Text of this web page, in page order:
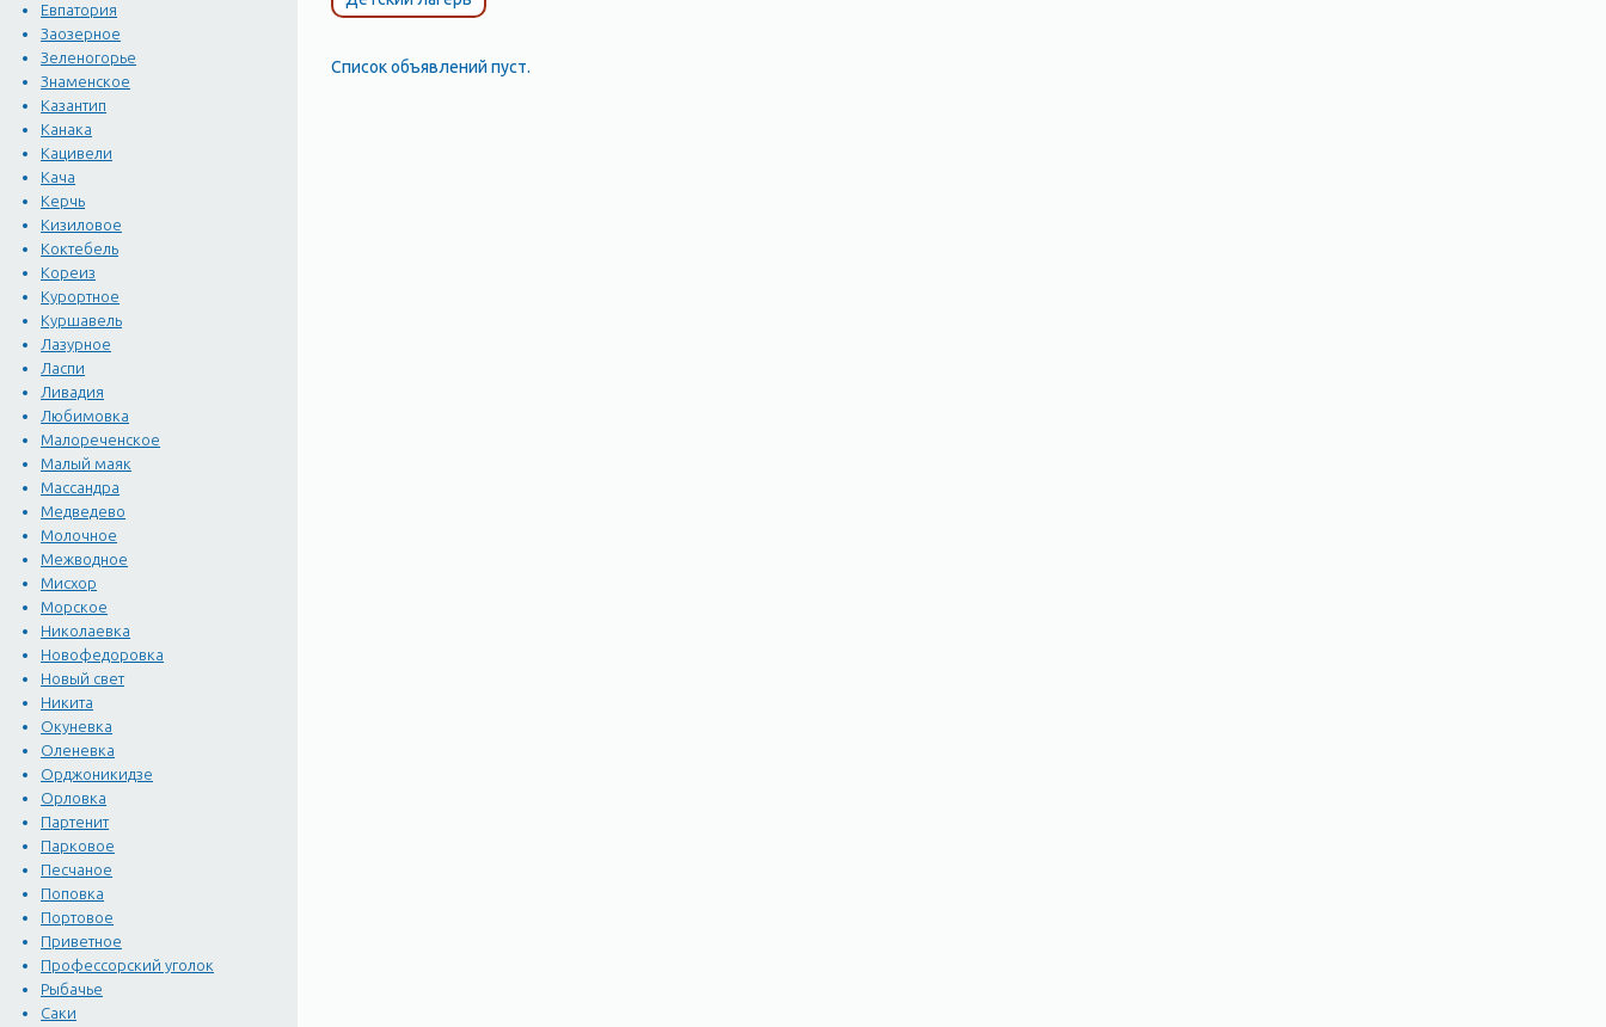
Евпатория
Заозерное
Зеленогорье
Знаменское
Казантип
Канака
Кацивели
Кача
Керчь
Кизиловое
Коктебель
Кореиз
Курортное
Куршавель
Лазурное
Ласпи
Ливадия
Любимовка
Малореченское
Малый маяк
Массандра
Медведево
Молочное
Межводное
Мисхор
Морское
Николаевка
Новофедоровка
Новый свет
Никита
Окуневка
Оленевка
Орджоникидзе
Орловка
Партенит
Парковое
Песчаное
Поповка
Портовое
Приветное
Профессорский уголок
Рыбачье
Саки
Список объявлений пуст.